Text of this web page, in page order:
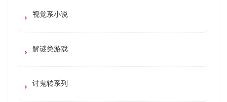
视觉系小说
解谜类游戏
讨鬼转系列